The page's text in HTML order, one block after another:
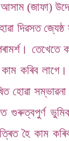
আসাম (জাফা)
দিৱসত জ্যেষ্ঠ
তেখেতে
কৰিব লাগে।
হোৱা
গুৰুত্বপুৰ্ণ
হৈ কাম